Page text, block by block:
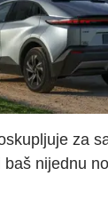
za
nijednu